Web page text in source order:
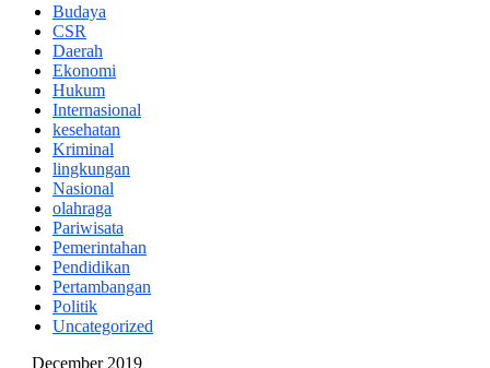
Budaya
CSR
Daerah
Ekonomi
Hukum
Internasional
kesehatan
Kriminal
lingkungan
Nasional
olahraga
Pariwisata
Pemerintahan
Pendidikan
Pertambangan
Politik
Uncategorized
December 2019